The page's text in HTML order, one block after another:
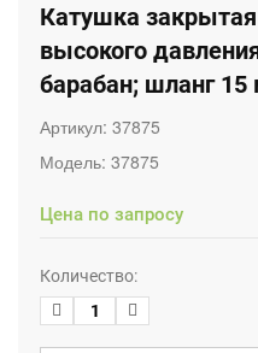
Катушка
высокого
барабан; шланг
Артикул: 37875
Модель: 37875
Цена по запросу
Количество: